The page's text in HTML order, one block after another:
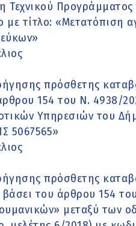
Τεχνικού
με τίτλο: «Μετατόπιση
πρόσθετης
154 του Ν. 4938/
Υπηρεσιών του
5067565»
πρόσθετης
του άρθρου 154
μεταξύ των